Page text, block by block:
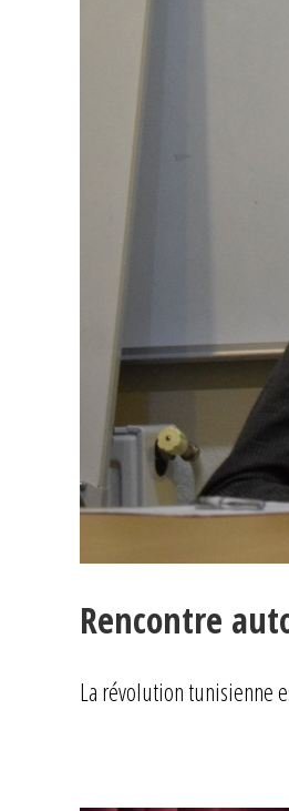
Rencontre
La révolution tunisienne